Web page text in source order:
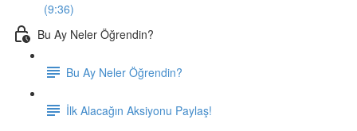
(9:36)
Bu Ay Neler Öğrendin?
Bu Ay Neler Öğrendin?
İlk Alacağın Aksiyonu Paylaş!